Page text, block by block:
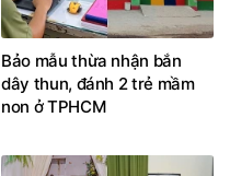
Bảo mẫu thừa nhận bắn
dây thun, đánh 2 trẻ mầm
non ở TPHCM